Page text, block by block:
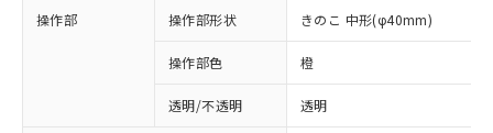
操作部 操作部形状 きのこ 中形(φ40mm)
操作部色 橙
透明/不透明 透明